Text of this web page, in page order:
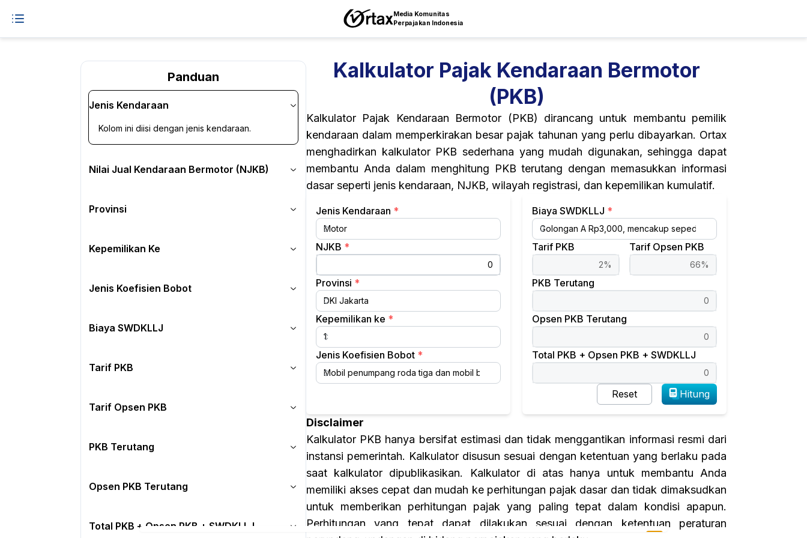
Media Komunitas
Perpajakan Indonesia
Kalkulator Pajak Kendaraan Bermotor
(PKB)
Kalkulator Pajak Kendaraan Bermotor (PKB) dirancang untuk membantu pemilik
kendaraan dalam memperkirakan besar pajak tahunan yang perlu dibayarkan. Ortax
menghadirkan kalkulator PKB sederhana yang mudah digunakan, sehingga dapat
membantu Anda dalam menghitung PKB terutang dengan memasukkan informasi
dasar seperti jenis kendaraan, NJKB, wilayah registrasi, dan kepemilikan kumulatif.
Jenis Kendaraan *
NJKB *
Provinsi *
Kepemilikan ke *
Jenis Koefisien Bobot *
Biaya SWDKLLJ *
Tarif PKB Tarif Opsen PKB
PKB Terutang
Opsen PKB Terutang
Total PKB + Opsen PKB + SWDKLLJ
Reset Hitung
Disclaimer
Kalkulator PKB hanya bersifat estimasi dan tidak menggantikan informasi resmi dari
instansi pemerintah. Kalkulator disusun sesuai dengan ketentuan yang berlaku pada
saat kalkulator dipublikasikan. Kalkulator di atas hanya untuk membantu Anda
memiliki akses cepat dan mudah ke perhitungan pajak dasar dan tidak dimaksudkan
untuk memberikan perhitungan pajak yang paling tepat dalam kondisi apapun.
Perhitungan yang tepat dapat dilakukan sesuai dengan ketentuan peraturan
Panduan
Jenis Kendaraan
Kolom ini diisi dengan jenis kendaraan.
Nilai Jual Kendaraan Bermotor (NJKB)
Provinsi
Kepemilikan Ke
Jenis Koefisien Bobot
dengan jenis kendaraan bermotor yang dimiliki.
Koefisien bobot diatur pada
Biaya SWDKLLJ
Tarif PKB
Tarif Opsen PKB
PKB Terutang
Opsen PKB Terutang
Total PKB + Opsen PKB + SWDKLLJ